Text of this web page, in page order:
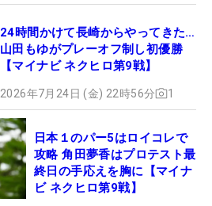
24時間かけて長崎からやってきた…
山田もゆがプレーオフ制し初優勝
【マイナビ ネクヒロ第9戦】
2026年7月24日 (金) 22時56分 1
日本１のパー5はロイコレで
攻略 角田夢香はプロテスト最
終日の手応えを胸に【マイナ
ビ ネクヒロ第9戦】